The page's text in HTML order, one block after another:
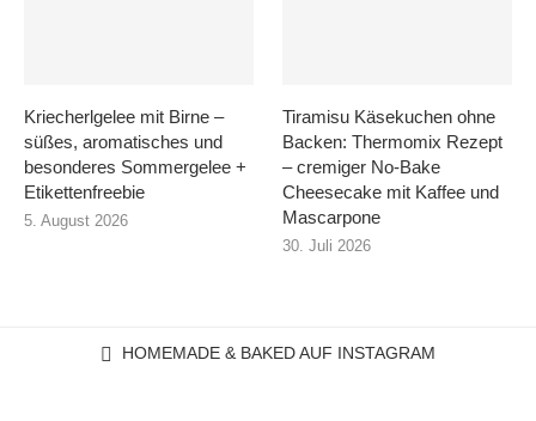
Kriecherlgelee mit Birne –
süßes, aromatisches und
besonderes Sommergelee +
Etikettenfreebie
5. August 2026
Tiramisu Käsekuchen ohne
Backen: Thermomix Rezept
– cremiger No-Bake
Cheesecake mit Kaffee und
Mascarpone
30. Juli 2026
HOMEMADE & BAKED AUF INSTAGRAM